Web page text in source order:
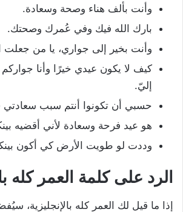
وأنت بألف هناء وصحة وسعادة.
بارك الله فيك وفي عُمرك وصحتك.
وأنت بخير إلى جواري، يا من جعلت
كيف لا يكون عيدي خيرًا وأنا جواركم
إليّ.
حسبي أن تكونوا أنتم سبب
هو عيد فرحة وسعادة لأني أقضيه
وددت لو طويت الأرض كي أكون
الرد على كلمة العمر كله
إذا ما قيل لك العمر كله بالإنجليزية،